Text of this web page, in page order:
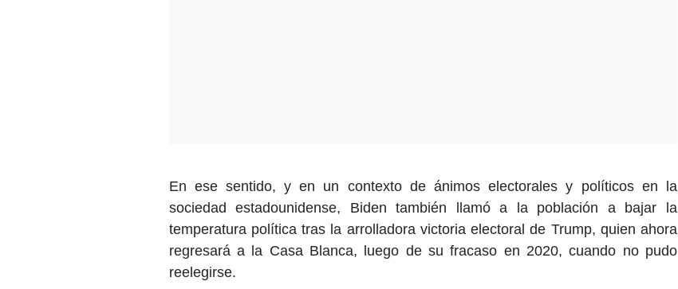
En ese sentido, y en un contexto de ánimos electorales y políticos en la
sociedad estadounidense, Biden también llamó a la población a bajar la
temperatura política tras la arrolladora victoria electoral de Trump, quien ahora
regresará a la Casa Blanca, luego de su fracaso en 2020, cuando no pudo
reelegirse.